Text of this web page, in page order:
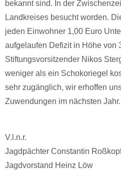
bekannt sind. In der
Landkreises besucht worden.
jeden Einwohner 1,00 Euro
aufgelaufen Defizit in Höhe von
Stiftungsvorsitzender Nikos
weniger als ein Schokoriegel
sehr zugänglich, wir erhoffen
Zuwendungen im nächsten Jahr.
V.l.n.r.
Jagdpächter Constantin
Jagdvorstand Heinz Löw